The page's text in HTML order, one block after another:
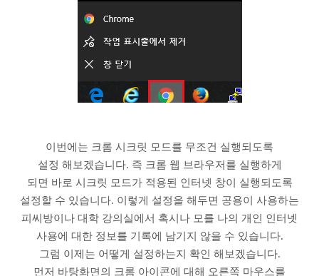
이번에는 크롬 시크릿 모드를 무조건 실행되도록
설정 해보겠습니다. 즉 크롬 웹 브라우저를 실행하게
되면 바로 시크릿 모드가 적용된 인터넷 창이 실행되도록
설정할 수 있습니다. 이렇게 설정을 해두면 공용이 사용하는
피씨방이나 대학 강의실에서 혹시나 모를 나의 개인 인터넷
사용에 대한 정보를 기록에 남기지 않을 수 있습니다.
그럼 이제는 어떻게 설정하는지 확인 해보겠습니다.
먼저 바탕화면의 크롬 아이콘에 대해 오른쪽 마우스를